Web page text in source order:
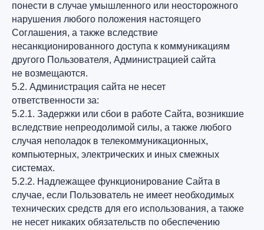
понести в случае умышленного или неосторожного
нарушения любого положения настоящего
Соглашения, а также вследствие
несанкционированного доступа к коммуникациям
другого Пользователя, Администрацией сайта
не возмещаются.
5.2. Администрация сайта не несет
ответственности за:
5.2.1. Задержки или сбои в работе Сайта, возникшие
вследствие непреодолимой силы, а также любого
случая неполадок в телекоммуникационных,
компьютерных, электрических и иных смежных
системах.
5.2.2. Надлежащее функционирование Сайта в
случае, если Пользователь не имеет необходимых
технических средств для его использования, а также
не несет никаких обязательств по обеспечению